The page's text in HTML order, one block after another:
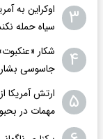
۳
اوکراین به
سیاه حمله
۴
شکار
جاسوسی بشار
۵
ارتش
مهمات در